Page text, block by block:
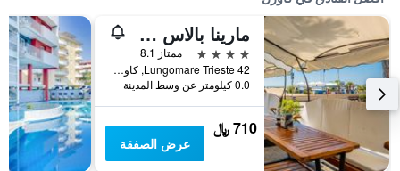
مارينا بالاس هوتل
4 نجوم
ممتاز 8.1
Lungomare Trieste 42, كاورل, فينيتو, إيطاليا
0.0 كيلومتر عن وسط المدينة
710 ﷼
عرض الصفقة